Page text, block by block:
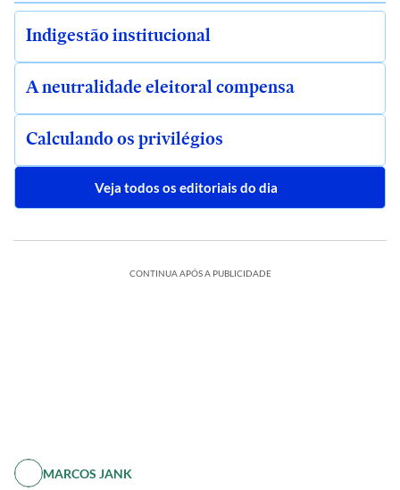
Indigestão institucional
A neutralidade eleitoral compensa
Calculando os privilégios
Veja todos os editoriais do dia
CONTINUA APÓS A PUBLICIDADE
MARCOS JANK